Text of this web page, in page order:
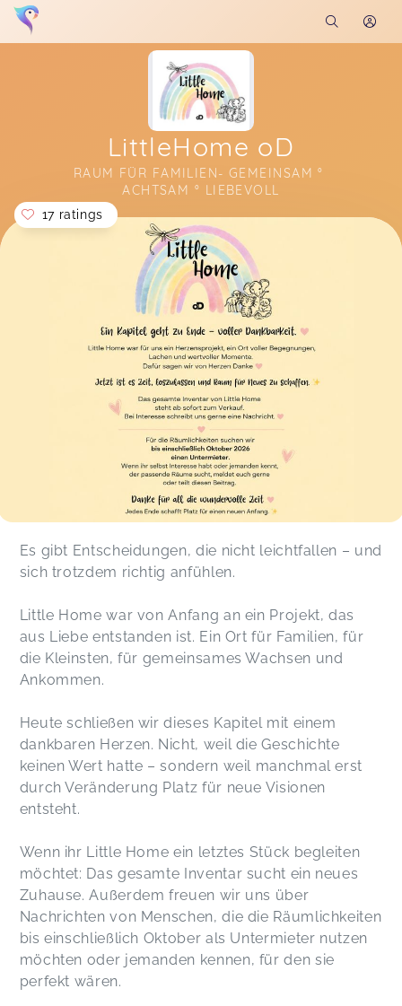
LittleHome oD
RAUM FÜR FAMILIEN- GEMEINSAM °
ACHTSAM ° LIEBEVOLL
Soon you will learn more about me here...
17 ratings
Es gibt Entscheidungen, die nicht leichtfallen – und
sich trotzdem richtig anfühlen.
Little Home war von Anfang an ein Projekt, das
aus Liebe entstanden ist. Ein Ort für Familien, für
die Kleinsten, für gemeinsames Wachsen und
Ankommen.
Heute schließen wir dieses Kapitel mit einem
dankbaren Herzen. Nicht, weil die Geschichte
keinen Wert hatte – sondern weil manchmal erst
durch Veränderung Platz für neue Visionen
entsteht.
Wenn ihr Little Home ein letztes Stück begleiten
möchtet: Das gesamte Inventar sucht ein neues
Zuhause. Außerdem freuen wir uns über
Nachrichten von Menschen, die die Räumlichkeiten
bis einschließlich Oktober als Untermieter nutzen
möchten oder jemanden kennen, für den sie
perfekt wären.